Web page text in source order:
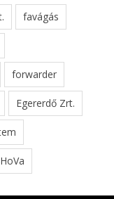
favágás
forwarder
Egererdő Zrt.